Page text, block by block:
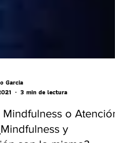
Garcia
3 min de lectura